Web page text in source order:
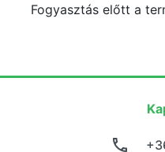
Fogyasztás előtt a